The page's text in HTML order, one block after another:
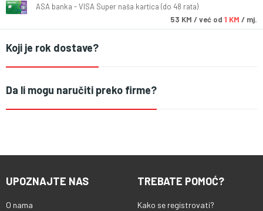
ASA banka - VISA Super naša kartica (do 48 rata)
53 KM / već od 1 KM / mj.
Koji je rok dostave?
Da li mogu naručiti preko firme?
UPOZNAJTE NAS
O nama
TREBATE POMOĆ?
Kako se registrovati?